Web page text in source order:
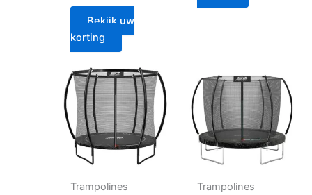
Bekijk uw
korting
Trampolines Trampolines